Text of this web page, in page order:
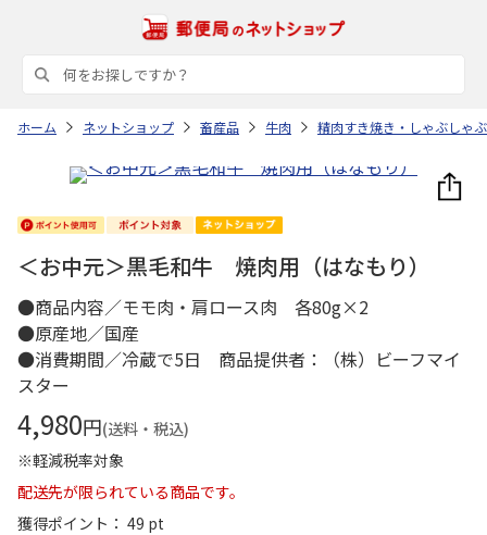
ホーム ネットショップ 畜産品 牛肉 精肉すき焼き・しゃぶしゃ
＜お中元＞黒毛和牛 焼肉用（はなもり）
●商品内容／モモ肉・肩ロース肉 各80g×2
●原産地／国産
●消費期間／冷蔵で5日 商品提供者：（株）ビーフマイ
スター
4,980円(送料・税込)
※軽減税率対象
配送先が限られている商品です。
獲得ポイント： 49 pt